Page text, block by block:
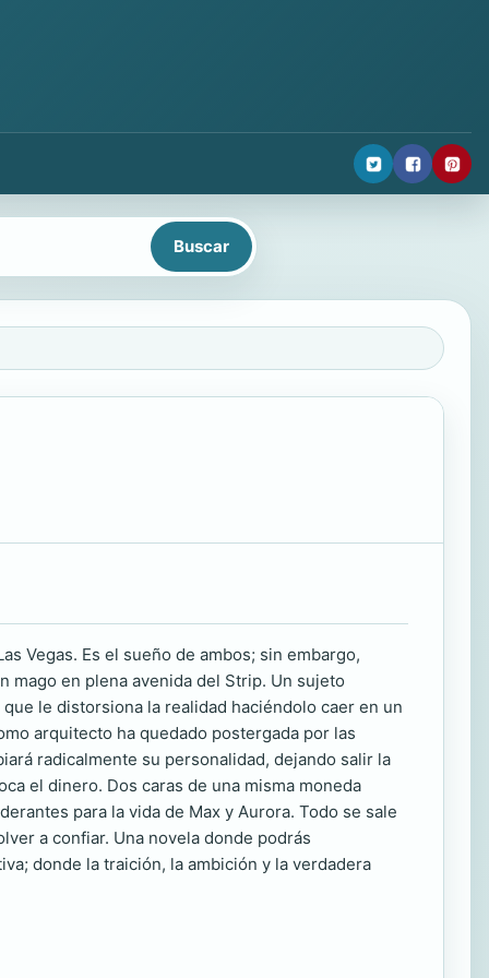
Vegas. Es el sueño de ambos; sin embargo,
mago en plena avenida del Strip. Un sujeto
le distorsiona la realidad haciéndolo caer en un
arquitecto ha quedado postergada por las
radicalmente su personalidad, dejando salir la
el dinero. Dos caras de una misma moneda
para la vida de Max y Aurora. Todo se sale
a confiar. Una novela donde podrás
donde la traición, la ambición y la verdadera